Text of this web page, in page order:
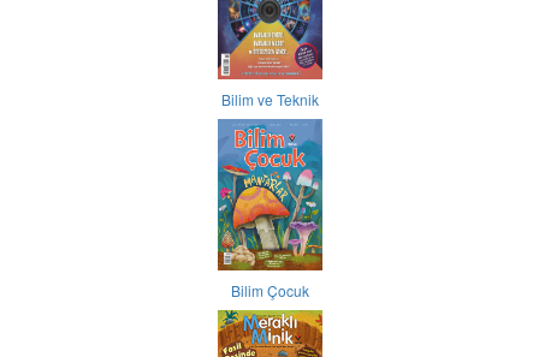
Bilim ve Teknik
Bilim Çocuk